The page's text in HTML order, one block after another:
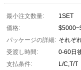
最小注文数量:
1SET
価格:
パッケージの詳細: それぞ
受渡し時間:
0-60日
支払条件:
L/C,T/T